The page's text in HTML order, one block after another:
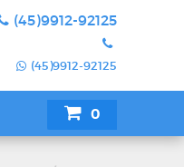
(45)9912-92125
(45)9912-92125
0